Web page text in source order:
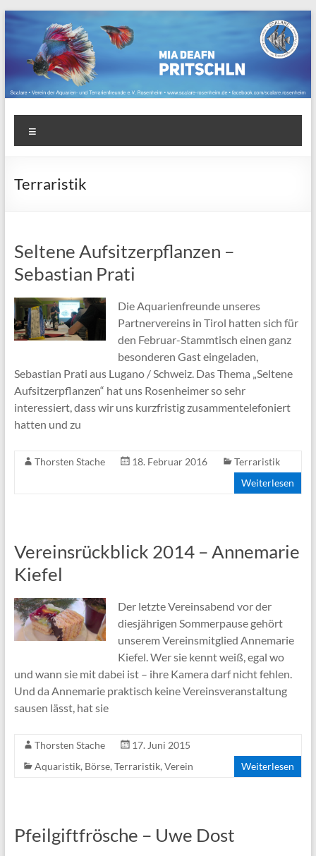
Zum
springen
Scalare
Verein
Aquarien-
Rosenheim
Terraristik
Seltene Aufsitzerpflanzen –
Sebastian Prati
Die Aquarienfreunde unseres
Partnervereins in Tirol hatten sich für
den Februar-Stammtisch einen ganz
besonderen Gast eingeladen,
Sebastian Prati aus Lugano / Schweiz. Das Thema „Seltene
Aufsitzerpflanzen“ hat uns Rosenheimer so sehr
interessiert, dass wir uns kurzfristig zusammentelefoniert
hatten und zu
Thorsten Stache 18. Februar 2016
Terraristik
Weiterlesen
Vereinsrückblick 2014 – Annemarie
Kiefel
Der letzte Vereinsabend vor der
diesjährigen Sommerpause gehört
unserem Vereinsmitglied Annemarie
Kiefel. Wer sie kennt weiß, egal wo
und wann sie mit dabei ist – ihre Kamera darf nicht fehlen.
Und da Annemarie praktisch keine Vereinsveranstaltung
sausen lässt, hat sie
Thorsten Stache
17. Juni 2015
Aquaristik, Börse, Terraristik, Verein Weiterlesen
Pfeilgiftfrösche – Uwe Dost